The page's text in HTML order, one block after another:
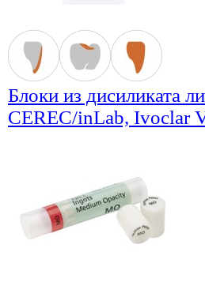
Блоки из дисиликата
CEREC/inLab, Ivoclar